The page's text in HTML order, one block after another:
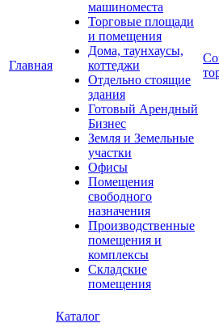
Главная
машиноместа
Торговые площади
и помещения
Дома, таунхаусы,
коттеджи
Отдельно стоящие
здания
Готовый Арендный
Бизнес
Земля и Земельные
участки
Офисы
Помещения
свободного
назначения
Производственные
помещения и
комплексы
Складские
помещения
Каталог